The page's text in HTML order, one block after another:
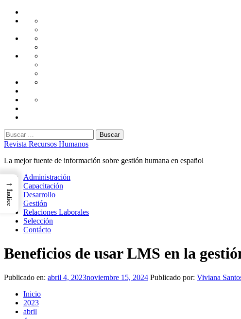
Saltar
Administración
Capacitación
Desarrollo
Gestión
Laborales
Selección
Buscar:
Revista Recursos Humanos
La mejor fuente de información sobre gestión humana en español
Menú
principal
Administración
Capacitación
Desarrollo
Gestión
Relaciones Laborales
Selección
Contácto
Beneficios de usar LMS en la
Publicado en: abril 4, 2023noviembre 15, 2024 Publicado por: Viviana
Inicio
2023
abril
→
Índice